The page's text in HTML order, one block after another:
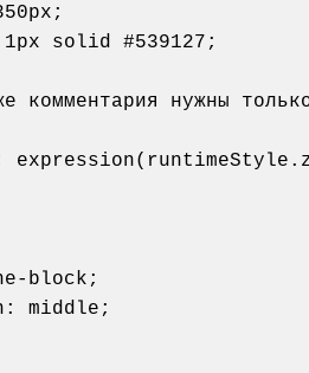
комментария нужны
block;
middle;